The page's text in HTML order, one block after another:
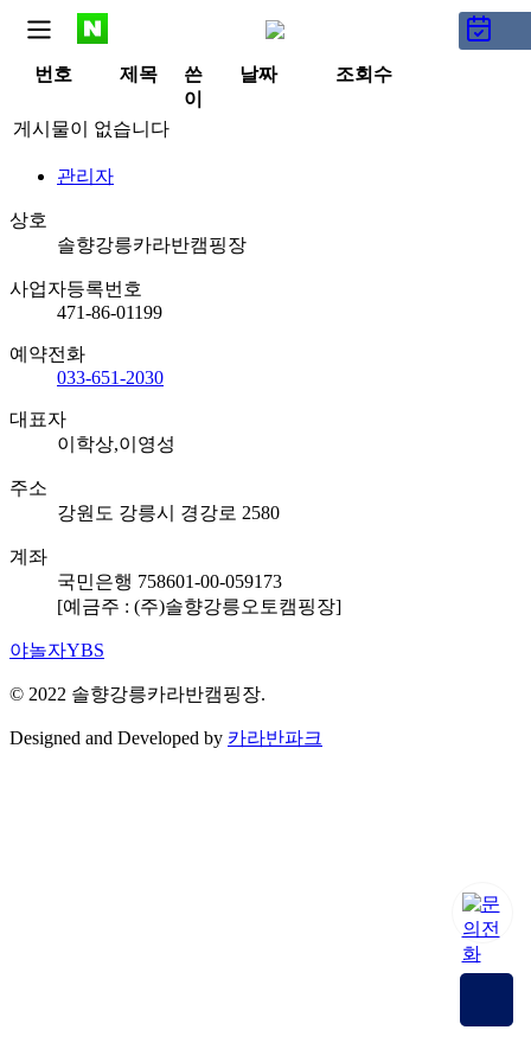
공지사항
번호 제목
쓴
이
날짜 조회수
게시물이 없습니다
관리자
상호
솔향강릉카라반캠핑장
사업자등록번호
471-86-01199
예약전화
033-651-2030
대표자
이학상,이영성
주소
강원도 강릉시 경강로 2580
계좌
국민은행 758601-00-059173
[예금주 : (주)솔향강릉오토캠핑장]
야놀자YBS
© 2022 솔향강릉카라반캠핑장.
Designed and Developed by 카라반파크